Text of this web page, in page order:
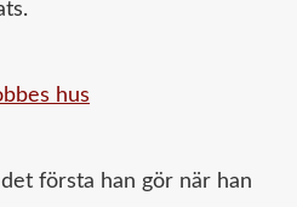
första han gör när han